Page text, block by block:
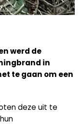
werd de
in
te gaan om een
deze uit te